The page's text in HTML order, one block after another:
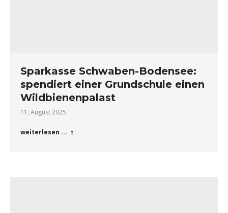
Sparkasse Schwaben-Bodensee:
spendiert einer Grundschule einen
Wildbienenpalast
11. August 2025
weiterlesen ...